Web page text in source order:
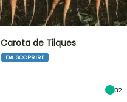
Carota de Tilques
DA SCOPRIRE
32